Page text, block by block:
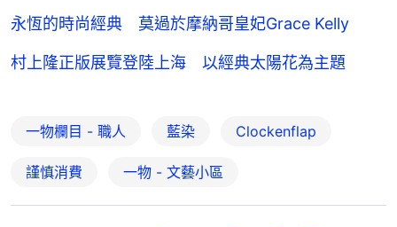
永恆的時尚經典 莫過於摩納哥皇妃Grace Kelly
村上隆正版展覽登陸上海 以經典太陽花為主題
一物欄目 - 職人 藍染 Clockenflap
謹慎消費 一物 - 文藝小區